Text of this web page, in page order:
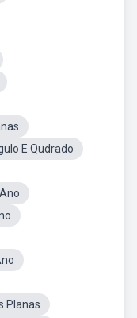
E Qudrado
Planas